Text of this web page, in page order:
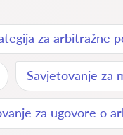
za arbitražne
Savjetovanje za
za ugovore o